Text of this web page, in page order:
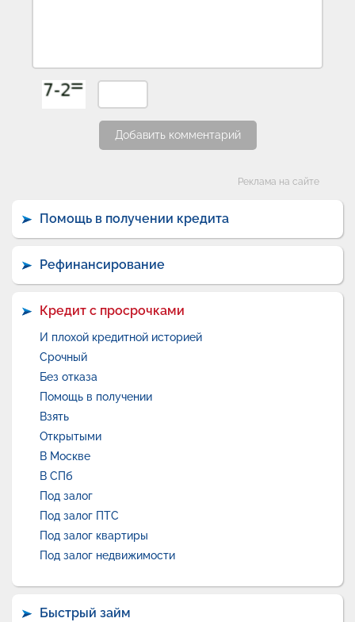
Добавить комментарий
Реклама на сайте
Помощь в получении кредита
Рефинансирование
Кредит с просрочками
И плохой кредитной историей
Срочный
Без отказа
Помощь в получении
Взять
Открытыми
В Москве
В СПб
Под залог
Под залог ПТС
Под залог квартиры
Под залог недвижимости
Быстрый займ